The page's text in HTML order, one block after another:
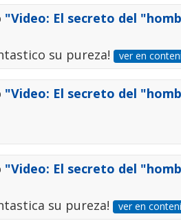
"Video: El secreto del
su pureza! ver en
"Video: El secreto del
"Video: El secreto del
su pureza! ver en